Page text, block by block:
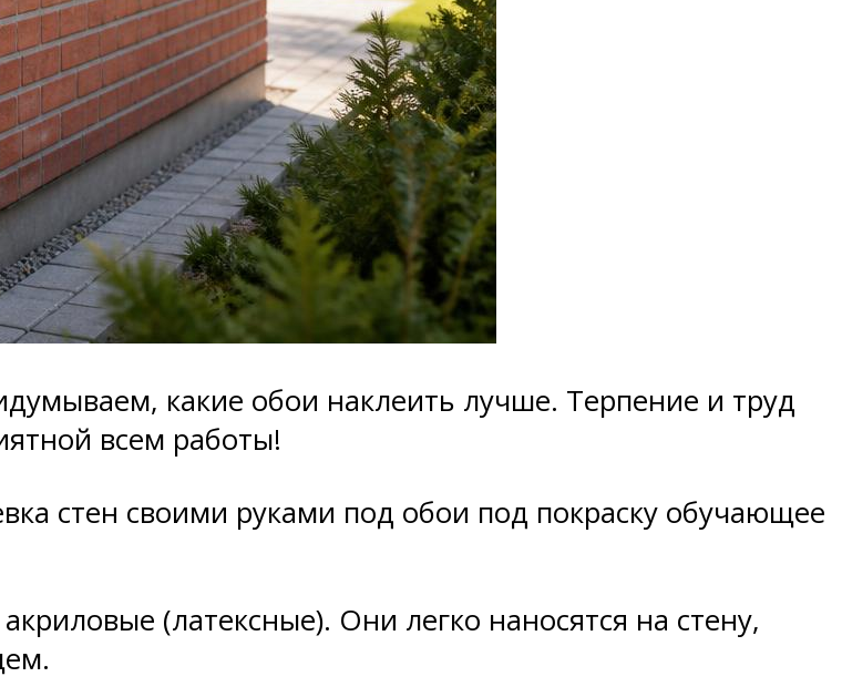
какие обои наклеить лучше. Терпение и труд
всем работы!
стен своими руками под обои под покраску обучающее
(латексные). Они легко наносятся на стену,